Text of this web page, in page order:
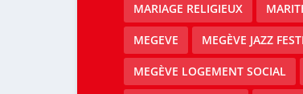
MARIAGE RELIGIEUX
MEGEVE MEGÈVE JAZZ
MEGÈVE LOGEMENT SOCIAL